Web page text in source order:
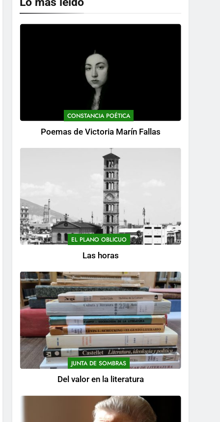
CONSTANCIA POÉTICA
Poemas de Victoria Marín Fallas
EL PLANO OBLICUO
Las horas
JUNTA DE SOMBRAS
Del valor en la literatura